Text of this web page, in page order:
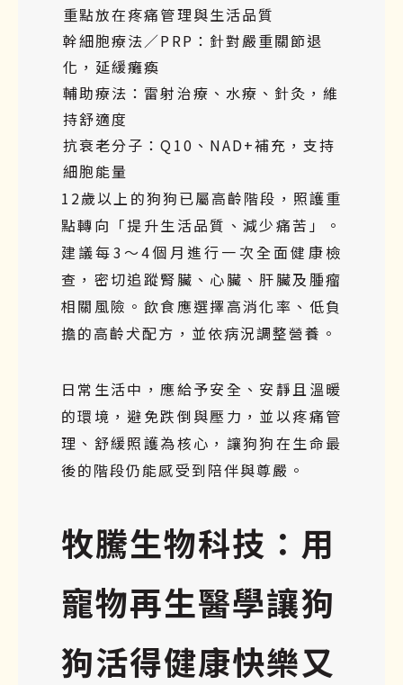
重點放在疼痛管理與生活品質
幹細胞療法／PRP：針對嚴重關節退
化，延緩癱瘓
輔助療法：雷射治療、水療、針灸，維
持舒適度
抗衰老分子：Q10、NAD+補充，支持
細胞能量
12歲以上的狗狗已屬高齡階段，照護重
點轉向「提升生活品質、減少痛苦」。
建議每3～4個月進行一次全面健康檢
查，密切追蹤腎臟、心臟、肝臟及腫瘤
相關風險。飲食應選擇高消化率、低負
擔的高齡犬配方，並依病況調整營養。
日常生活中，應給予安全、安靜且溫暖
的環境，避免跌倒與壓力，並以疼痛管
理、舒緩照護為核心，讓狗狗在生命最
後的階段仍能感受到陪伴與尊嚴。
牧騰生物科技：用
寵物再生醫學讓狗
狗活得健康快樂又